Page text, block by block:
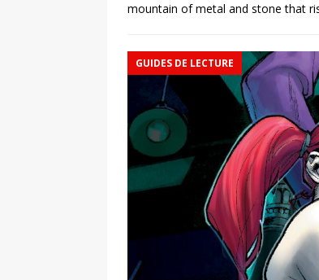
mountain of metal and stone that
GUIDES DE LECTURE